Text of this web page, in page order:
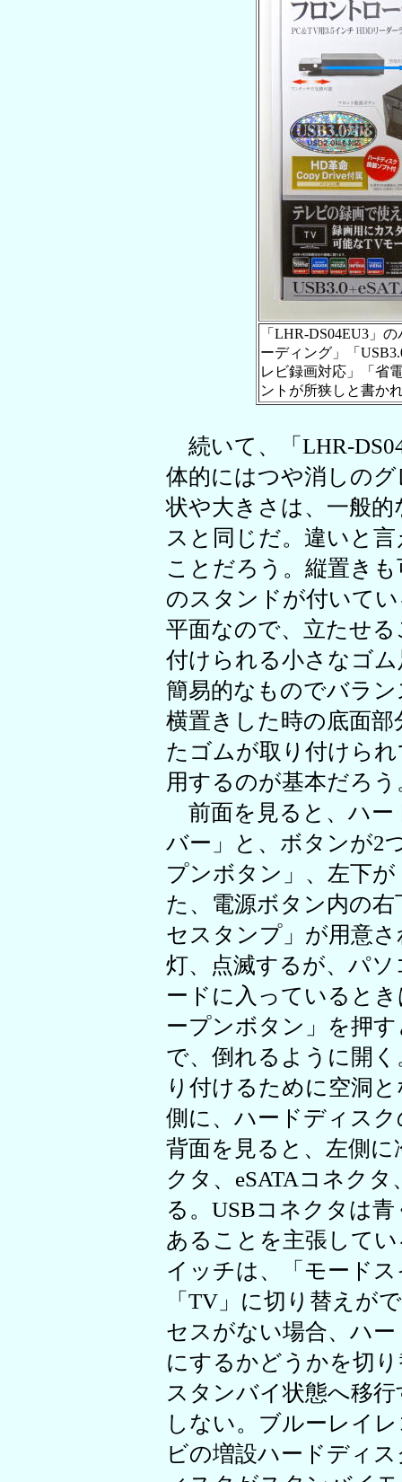
「LHR-DS04EU3」
ーディング」「
レビ録画対応」「省
ントが所狭しと書か
続いて、「LHR-
体的にはつや消しの
状や大きさは、一般
スと同じだ。違いと
ことだろう。縦置き
のスタンドが付いて
平面なので、立たせ
付けられる小さなゴ
簡易的なものでバラ
横置きした時の底面
たゴムが取り付けら
用するのが基本だろう
前面を見ると、ハー
バー」と、ボタンが2
プンボタン」、左下
た、電源ボタン内の
セスタンプ」が用意
灯、点滅するが、パ
ードに入っていると
ープンボタン」を押
で、倒れるように開
り付けるために空洞
側に、ハードディス
背面を見ると、左側
クタ、eSATAコネク
る。USBコネクタは
あることを主張して
イッチは、「モード
「TV」に切り替えが
セスがない場合、ハ
にするかどうかを切
スタンバイ状態へ移
しない。ブルーレイ
ビの増設ハードディ